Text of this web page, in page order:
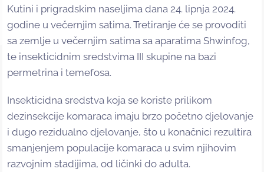
Kutini i prigradskim naseljima dana 24. lipnja 2024.
godine u večernjim satima. Tretiranje će se provoditi
sa zemlje u večernjim satima sa aparatima Shwinfog,
te insekticidnim sredstvima III skupine na bazi
permetrina i temefosa.
Insekticidna sredstva koja se koriste prilikom
dezinsekcije komaraca imaju brzo početno djelovanje
i dugo rezidualno djelovanje, što u konačnici rezultira
smanjenjem populacije komaraca u svim njihovim
razvojnim stadijima, od ličinki do adulta.